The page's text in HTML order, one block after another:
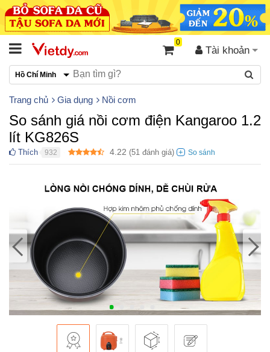
Tài khoản
0
Hồ Chí Minh
Trang chủ Gia dụng Nồi cơm
So sánh giá nồi cơm điện Kangaroo 1.2
lít KG826S
Thích 932 4.22 (51 đánh giá)